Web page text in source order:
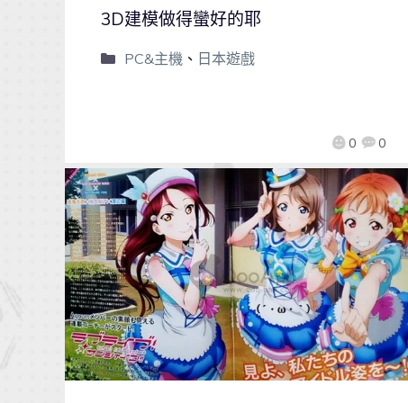
0 0
3D建模做得蠻好的耶
PC&主機 、 日本遊戲